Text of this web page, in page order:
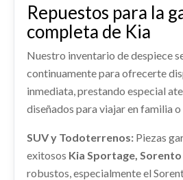
70,63 €
REFUERZO PARAGOLPES
KIA CARENS IV 1.6 GDI
Ref: 2274361
PUERTA TRASERA
PUERTA TRASERA IZQUIERDA
KIA CARENS IV 1.6 GDI
Ref: 2274359 OEM:
Ref: 2274346 OEM:
Consultar
CUADRO INSTRUMENTOS
KIA CARENS IV 1.6 GDI
Ref: 2274341
Consultar
AIRBAG CORTINA
IZQUIERDO
AIRBAG CORTINA DELANTERO
usado.
Ref: 2274327
DEPOSITO
DEPOSITO COMBUSTIBLE
KIA CARENS IV 1.6 GDI
Repuestos para la
completa de Kia
Nuestro inventario de despiece
continuamente para ofrecerte
inmediata, prestando especial
diseñados para viajar en familia
SUV y Todoterrenos: Piezas
exitosos Kia Sportage,
robustos, especialmente el